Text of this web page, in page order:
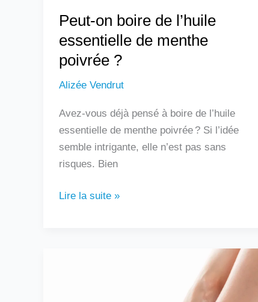
Peut-on boire de l’huile
essentielle de menthe
poivrée ?
Alizée Vendrut
Avez-vous déjà pensé à boire de l’huile
essentielle de menthe poivrée ? Si l’idée
semble intrigante, elle n’est pas sans
risques. Bien
Lire la suite »